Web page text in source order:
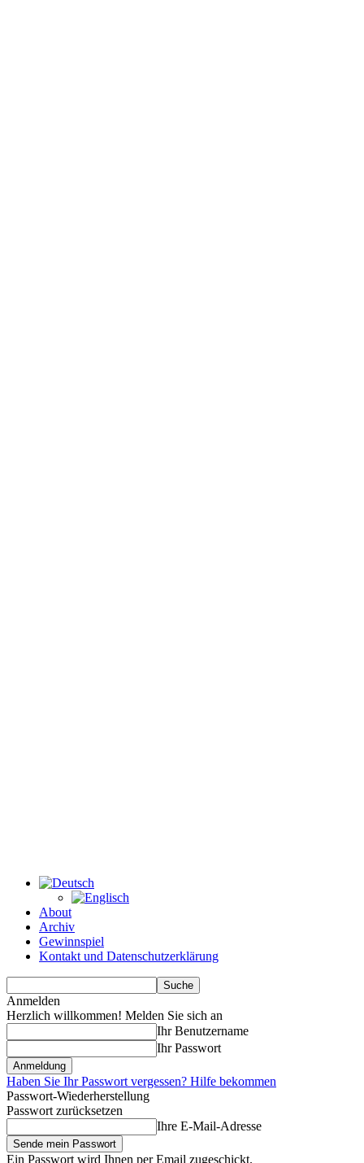
About
Archiv
Gewinnspiel
Kontakt und Datenschutzerklärung
Anmelden
Herzlich willkommen! Melden Sie sich an
Ihr Benutzername
Ihr Passwort
Haben Sie Ihr Passwort vergessen? Hilfe bekommen
Passwort-Wiederherstellung
Passwort zurücksetzen
Ihre E-Mail-Adresse
Ein Passwort wird Ihnen per Email zugeschickt.